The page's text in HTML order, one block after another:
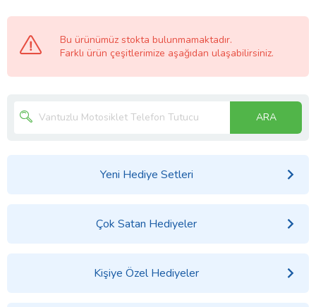
Bu ürünümüz stokta bulunmamaktadır.
Farklı ürün çeşitlerimize aşağıdan ulaşabilirsiniz.
ARA
Yeni Hediye Setleri
Çok Satan Hediyeler
Kişiye Özel Hediyeler